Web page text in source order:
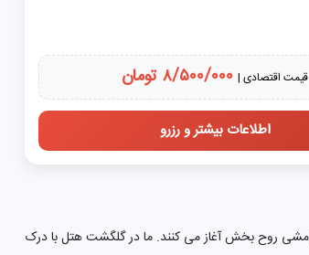
قیمت اقتصادی | ۸/۵۰۰/۰۰۰ تومان
اطلاعات بیشتر و رزرو
روح بخش آغاز می کنند. ما در گلگشت هتل با درک